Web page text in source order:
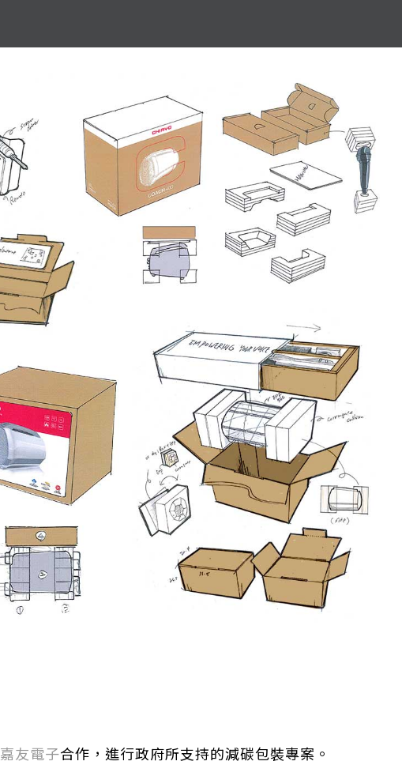
嘉友電子合作，進行政府所支持的減碳包裝專案。